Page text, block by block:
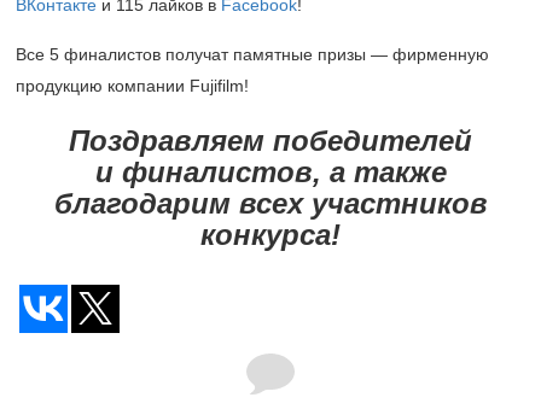
ВКонтакте и 115 лайков в Facebook!
Все 5 финалистов получат памятные призы — фирменную
продукцию компании Fujifilm!
Поздравляем победителей
и финалистов, а также
благодарим всех участников
конкурса!